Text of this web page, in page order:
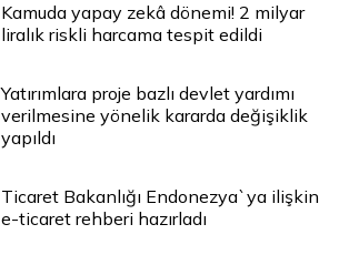
Kamuda yapay zekâ dönemi! 2 milyar
liralık riskli harcama tespit edildi
Yatırımlara proje bazlı devlet yardımı
verilmesine yönelik kararda değişiklik
yapıldı
Ticaret Bakanlığı Endonezya`ya ilişkin
e-ticaret rehberi hazırladı